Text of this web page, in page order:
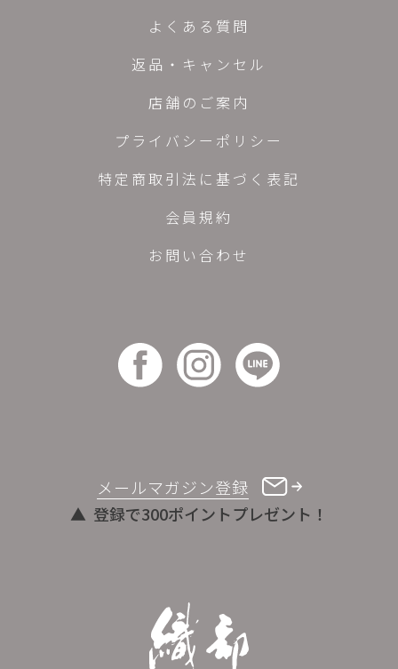
メールマガジン登録
登録で300ポイントプレゼント！
よくある質問
返品・キャンセル
店舗のご案内
プライバシーポリシー
特定商取引法に基づく表記
会員規約
お問い合わせ